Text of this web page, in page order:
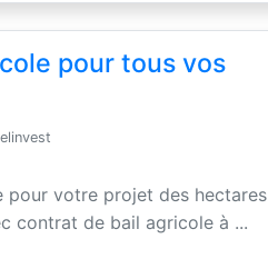
pour tous vos
pour votre projet des hectares
contrat de bail agricole à ...